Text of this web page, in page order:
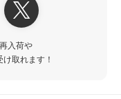
入荷や
取れます！